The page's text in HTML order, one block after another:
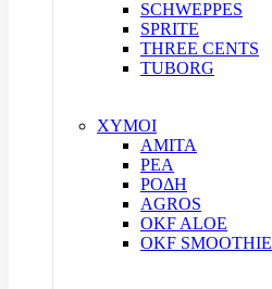
SCHWEPPES
SPRITE
THREE CENTS
TUBORG
ΧΥΜΟΙ
ΑΜΙΤΑ
ΡΕΑ
ΡΟΔΗ
AGROS
OKF ALOE
OKF SMOOTHIE